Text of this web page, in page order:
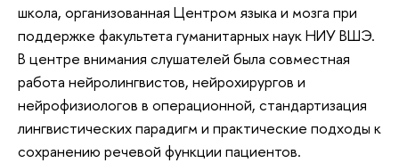
школа, организованная Центром языка и мозга при
поддержке факультета гуманитарных наук НИУ ВШЭ.
В центре внимания слушателей была совместная
работа нейролингвистов, нейрохирургов и
нейрофизиологов в операционной, стандартизация
лингвистических парадигм и практические подходы к
сохранению речевой функции пациентов.